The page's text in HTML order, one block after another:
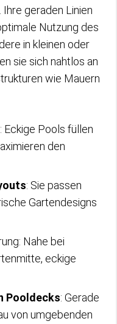
geraden Linien
Nutzung des
in kleinen oder
sie sich nahtlos an
wie Mauern
: Eckige Pools füllen
den
: Sie passen
Gartendesigns
Nahe bei
eckige
Pooldecks: Gerade
von umgebenden